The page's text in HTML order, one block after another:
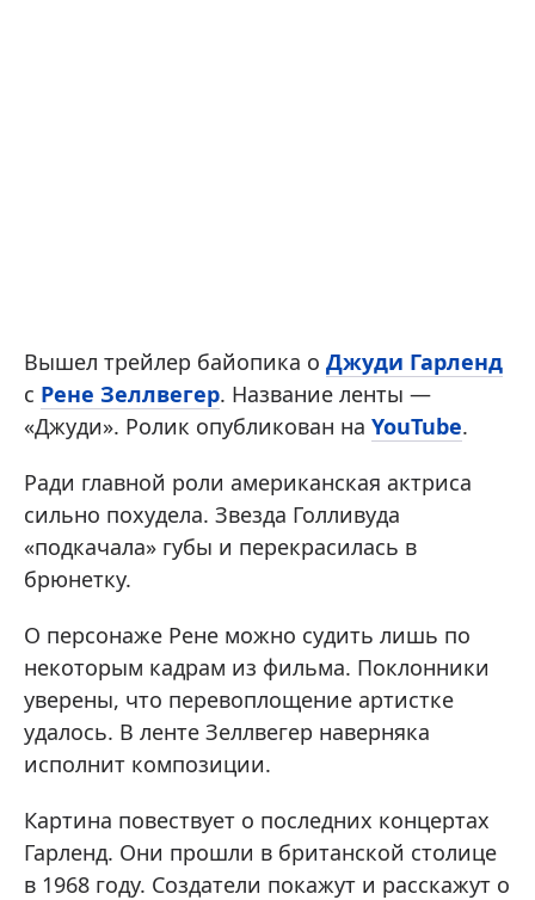
Вышел трейлер байопика о Джуди Гарленд
с Рене Зеллвегер. Название ленты —
«Джуди». Ролик опубликован на YouTube.
Ради главной роли американская актриса
сильно похудела. Звезда Голливуда
«подкачала» губы и перекрасилась в
брюнетку.
О персонаже Рене можно судить лишь по
некоторым кадрам из фильма. Поклонники
уверены, что перевоплощение артистке
удалось. В ленте Зеллвегер наверняка
исполнит композиции.
Картина повествует о последних концертах
Гарленд. Они прошли в британской столице
в 1968 году. Создатели покажут и расскажут о